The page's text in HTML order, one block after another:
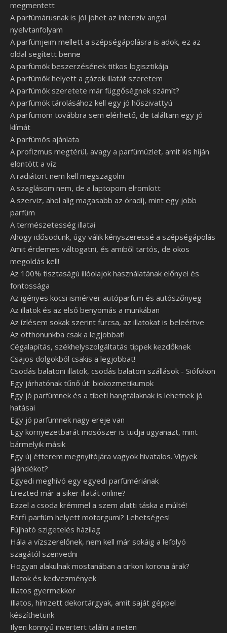
megmentett
A parfümárusnak is jól jöhet az intenzív angol
nyelvtanfolyam
A parfümjeim mellett a szépségápolásra is adok, ez az
oldal segített benne
A parfümök beszerzésének titkos logisztikája
A parfümök helyett a gázok illatát szeretem
A parfümök szeretete már függőségnek számít?
A parfümök tárolásához kell egy jó hőszivattyú
A parfümöm továbbra sem elérhető, de találtam egy jó
klímát
A parfümös ajánlata
A profizmus megtérül, avagy a parfümüzlet, amit kis híján
elöntött a víz
A radiátort nem kell megszagolni
A szaglásom nem, de a laptopom elromlott
A szerviz, ahol alig magasabb az óradíj, mint egy jobb
parfüm
A természetesség illatai
Ahogy idősödünk, úgy válik kényszeressé a szépségápolás
Amit érdemes váltogatni, és amiből tartós, de okos
megoldás kell!
Az 100% tisztaságú illóolajok használatának előnyei és
fontossága
Az igényes kocsi ismérvei: autóparfüm és autószőnyeg
Az illatok és az első benyomás a munkában
Az ízlésem sokak szerint furcsa, az illatokat is beleértve
Az otthonunkba csak a legjobbat!
Cégalapítás, székhelyszolgáltatás tippek kezdőknek
Csajos dolgokból csakis a legjobbat!
Csodás balatoni illatok, csodás balatoni szállások - Siófokon
Egy járhatónak tűnő út: biokozmetikumok
Egy jó parfümnek és a tibeti hangtálaknak is lehetnek jó
hatásai
Egy jó parfümnek nagy ereje van
Egy környezetbarát mosószer is tudja ugyanazt, mint
bármelyik másik
Egy új étterem megnyitójára vagyok hivatalos. Vigyek
ajándékot?
Egyedi meghívó egy egyedi parfümériának
Érezted már a siker illatát online?
Ezzel a csoda krémmel a szem alatti táska a múlté!
Férfi parfüm helyett motorgumi? Lehetséges!
Fújható szigetelés házilag
Hála a vízszerelőnek, nem kell már sokáig a lefolyó
szagától szenvedni
Hogyan alakulnak mostanában a cirkon korona árak?
Illatok és kedvezmények
Illatos gyermekkor
Illatos, hímzett dekortárgyak, amit saját géppel
készíthetünk
Ilyen könnyű invertert találni a neten